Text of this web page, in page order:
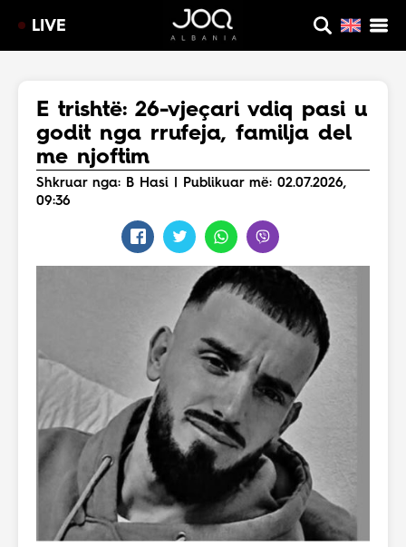
LIVE
E trishtë: 26-vjeçari vdiq pasi u
godit nga rrufeja, familja del
me njoftim
Shkruar nga: B Hasi | Publikuar më: 02.07.2026,
09:36